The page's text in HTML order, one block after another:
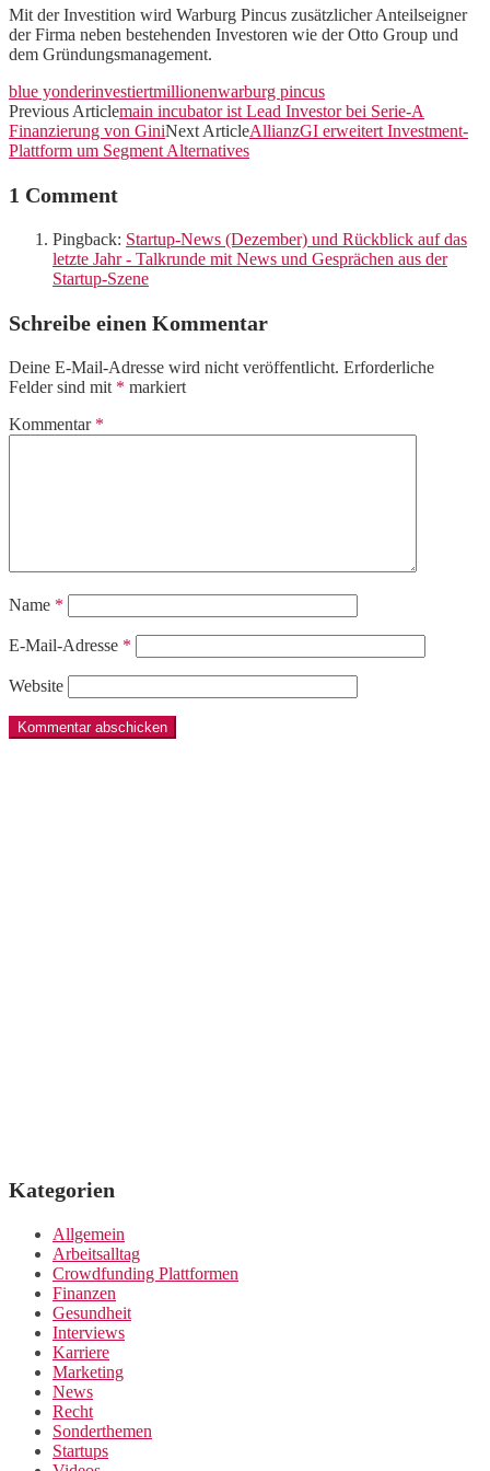
Mit der Investition wird Warburg Pincus zusätzlicher Anteilseigner
der Firma neben bestehenden Investoren wie der Otto Group und
dem Gründungsmanagement.
blue yonderinvestiertmillionenwarburg pincus
Previous Articlemain incubator ist Lead Investor bei Serie-A
Finanzierung von GiniNext ArticleAllianzGI erweitert Investment-
Plattform um Segment Alternatives
1 Comment
Pingback: Startup-News (Dezember) und Rückblick auf das
letzte Jahr - Talkrunde mit News und Gesprächen aus der
Startup-Szene
Schreibe einen Kommentar
Deine E-Mail-Adresse wird nicht veröffentlicht. Erforderliche
Felder sind mit * markiert
Kommentar *
Name *
E-Mail-Adresse *
Website
Kategorien
Allgemein
Arbeitsalltag
Crowdfunding Plattformen
Finanzen
Gesundheit
Interviews
Karriere
Marketing
News
Recht
Sonderthemen
Startups